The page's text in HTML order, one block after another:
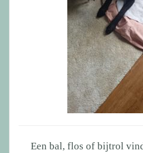
Een bal, flos of bijtrol